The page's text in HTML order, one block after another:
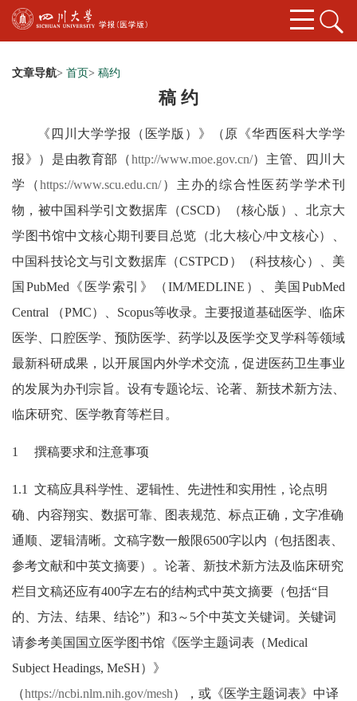
文章导航> 首页> 稿约
稿 约
《四川大学学报（医学版）》（原《华西医科大学学
报》）是由教育部（http://www.moe.gov.cn/） 主管、四川大
学（https://www.scu.edu.cn/）主办的综合性医药学学术刊
物，被中国科学引文数据库（CSCD）（核心版）、北京大
学图书馆中文核心期刊要目总览（北大核心/中文核心）、
中国科技论文与引文数据库（CSTPCD）（科技核心）、美
国PubMed《医学索引》（IM/MEDLINE）、 美国PubMed
Central
（PMC）、 Scopus等收录。主要报道基础医学、临床
医学、口腔医学、预防医学、药学以及医学交叉学科等领域
最新科研成果，以开展国内外学术交流，促进医药卫生事业
的发展为办刊宗旨。设有专题论坛、论著、新技术新方法、
临床研究、医学教育等栏目。
1 撰稿要求和注意事项
1.1 文稿应具科学性、逻辑性、先进性和实用性，论点明
确、内容翔实、数据可靠、图表规范、标点正确，文字准确
通顺、逻辑清晰。文稿字数一般限6500字以内（包括图表、
参考文献和中英文摘要）。论著、新技术新方法及临床研究
栏目文稿还应有400字左右的结构式中英文摘要（包括“目
的、方法、结果、结论”）和3～5个中英文关键词。关键词
请参考美国国立医学图书馆《医学主题词表（Medical
Subject Headings, MeSH）》
（https://ncbi.nlm.nih.gov/mesh），或《医学主题词表》中译